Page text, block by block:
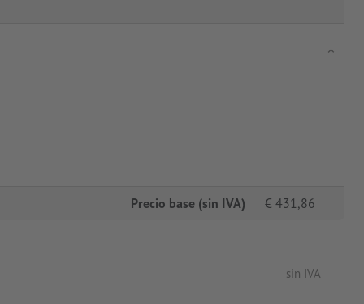
Precio base (sin IVA) € 431,86
sin IVA